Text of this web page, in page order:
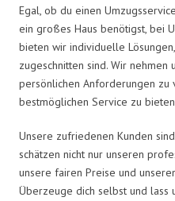
Egal, ob du einen
ein großes Haus benötigst, bei
bieten wir individuelle
zugeschnitten sind. Wir nehmen
persönlichen Anforderungen zu
bestmöglichen Service zu
Unsere zufriedenen Kunden
schätzen nicht nur unseren
unsere fairen Preise und
Überzeuge dich selbst und lass